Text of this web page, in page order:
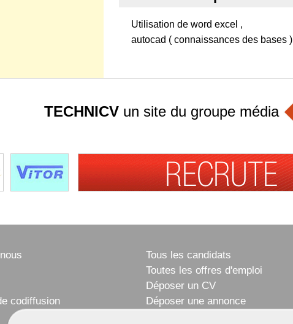
Utilisation de word excel ,
autocad ( connaissances des bases )
TECHNICVun site du groupe média
codiffusion
Tous les candidats
Toutes les offres d'emploi
Déposer un CV
Déposer une annonce